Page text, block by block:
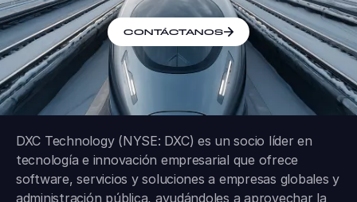
CONTÁCTANOS
DXC Technology (NYSE: DXC) es un socio líder en
tecnología e innovación empresarial que ofrece
software, servicios y soluciones a empresas globales y
administración pública, ayudándoles a aprovechar la